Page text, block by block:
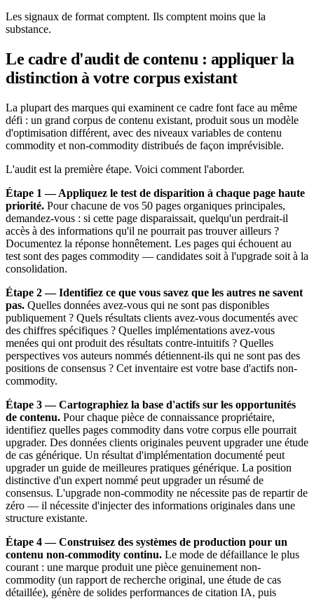
Les signaux de format comptent. Ils comptent moins que la
substance.
Le cadre d'audit de contenu : appliquer la
distinction à votre corpus existant
La plupart des marques qui examinent ce cadre font face au même
défi : un grand corpus de contenu existant, produit sous un modèle
d'optimisation différent, avec des niveaux variables de contenu
commodity et non-commodity distribués de façon imprévisible.
L'audit est la première étape. Voici comment l'aborder.
Étape 1 — Appliquez le test de disparition à chaque page haute
priorité. Pour chacune de vos 50 pages organiques principales,
demandez-vous : si cette page disparaissait, quelqu'un perdrait-il
accès à des informations qu'il ne pourrait pas trouver ailleurs ?
Documentez la réponse honnêtement. Les pages qui échouent au
test sont des pages commodity — candidates soit à l'upgrade soit à la
consolidation.
Étape 2 — Identifiez ce que vous savez que les autres ne savent
pas. Quelles données avez-vous qui ne sont pas disponibles
publiquement ? Quels résultats clients avez-vous documentés avec
des chiffres spécifiques ? Quelles implémentations avez-vous
menées qui ont produit des résultats contre-intuitifs ? Quelles
perspectives vos auteurs nommés détiennent-ils qui ne sont pas des
positions de consensus ? Cet inventaire est votre base d'actifs non-
commodity.
Étape 3 — Cartographiez la base d'actifs sur les opportunités
de contenu. Pour chaque pièce de connaissance propriétaire,
identifiez quelles pages commodity dans votre corpus elle pourrait
upgrader. Des données clients originales peuvent upgrader une étude
de cas générique. Un résultat d'implémentation documenté peut
upgrader un guide de meilleures pratiques générique. La position
distinctive d'un expert nommé peut upgrader un résumé de
consensus. L'upgrade non-commodity ne nécessite pas de repartir de
zéro — il nécessite d'injecter des informations originales dans une
structure existante.
Étape 4 — Construisez des systèmes de production pour un
contenu non-commodity continu. Le mode de défaillance le plus
courant : une marque produit une pièce genuinement non-
commodity (un rapport de recherche original, une étude de cas
détaillée), génère de solides performances de citation IA, puis